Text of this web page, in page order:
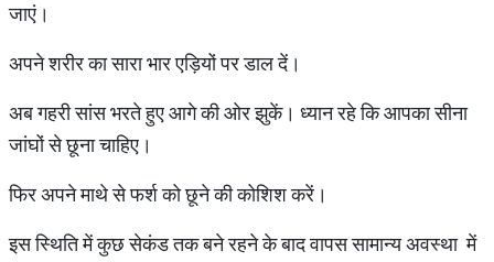
जाएं।
अपने शरीर का सारा भार एड़ियों पर डाल दें।
अब गहरी सांस भरते हुए आगे की ओर झुकें। ध्यान रहे कि आपका सीना
जांघों से छूना चाहिए।
फिर अपने माथे से फर्श को छूने की कोशिश करें।
इस स्थिति में कुछ सेकंड तक बने रहने के बाद वापस सामान्य अवस्था में